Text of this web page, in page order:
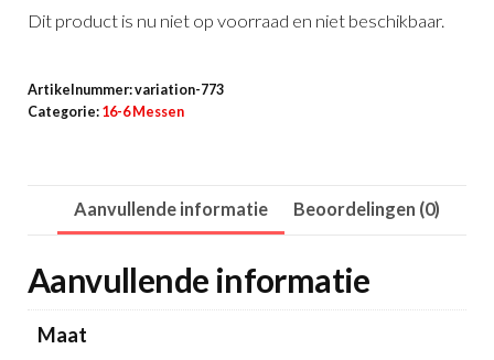
Dit product is nu niet op voorraad en niet beschikbaar.
Artikelnummer:variation-773
Categorie: 16-6 Messen
Aanvullende informatie Beoordelingen (0)
Aanvullende informatie
Maat